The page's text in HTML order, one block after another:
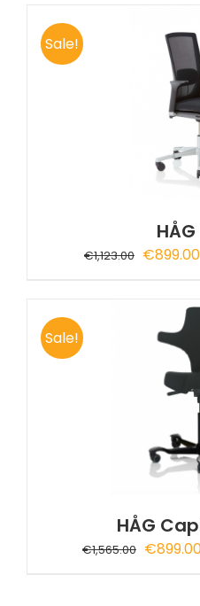
Sale!
€1,123.00
€1,123.00.
€899.00
Sale!
HÅG
€1,565.00 €